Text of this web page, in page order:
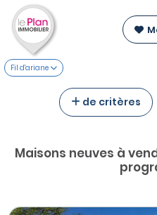
Fil d'ariane
de critères
Maisons neuves à